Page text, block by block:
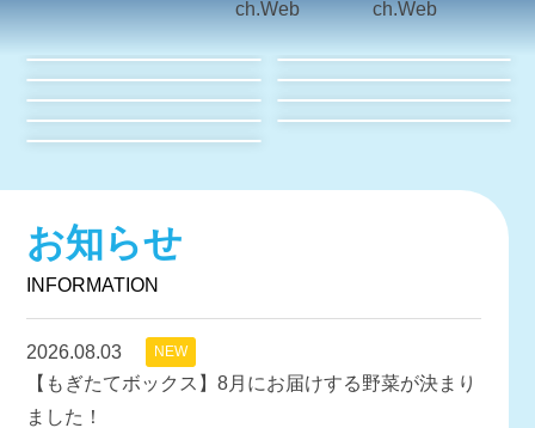
お知らせ
INFORMATION
2026.08.03 NEW
【もぎたてボックス】8月にお届けする野菜が決まり
ました！